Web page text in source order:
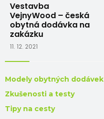
Vestavba
VejnyWood – česká
obytná dodávka na
zakázku
11. 12. 2021
Modely obytných dodávek
Zkušenosti a testy
Tipy na cesty